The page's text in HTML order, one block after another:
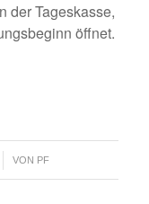
der Tageskasse,
öffnet.
VON PF